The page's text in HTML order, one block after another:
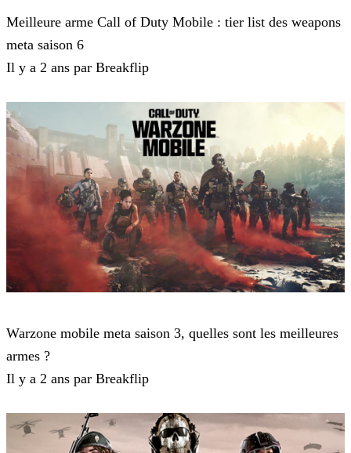
Meilleure arme Call of Duty Mobile : tier list des weapons
meta saison 6
Il y a 2 ans par Breakflip
Warzone mobile meta saison 3, quelles sont les meilleures
armes ?
Il y a 2 ans par Breakflip